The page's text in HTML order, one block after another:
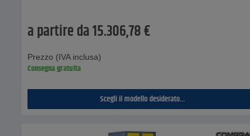
a partire da15.306,78€
Prezzo (IVA inclusa)
Consegna gratuita
Scegli il modello desiderato...